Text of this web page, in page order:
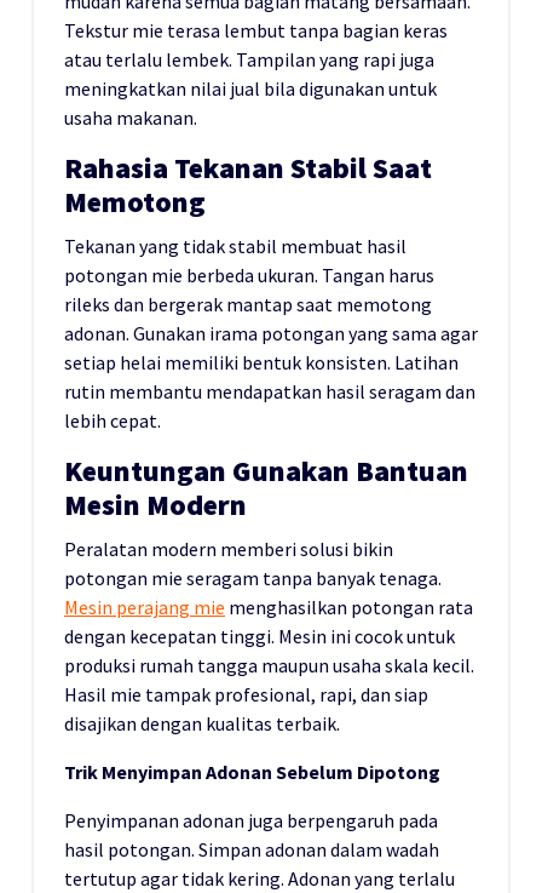
Tekstur mie terasa lembut tanpa bagian keras
atau terlalu lembek. Tampilan yang rapi juga
meningkatkan nilai jual bila digunakan untuk
usaha makanan.
Rahasia Tekanan Stabil Saat
Memotong
Tekanan yang tidak stabil membuat hasil
potongan mie berbeda ukuran. Tangan harus
rileks dan bergerak mantap saat memotong
adonan. Gunakan irama potongan yang sama agar
setiap helai memiliki bentuk konsisten. Latihan
rutin membantu mendapatkan hasil seragam dan
lebih cepat.
Keuntungan Gunakan Bantuan
Mesin Modern
Peralatan modern memberi solusi bikin
potongan mie seragam tanpa banyak tenaga.
Mesin perajang mie menghasilkan potongan rata
dengan kecepatan tinggi. Mesin ini cocok untuk
produksi rumah tangga maupun usaha skala kecil.
Hasil mie tampak profesional, rapi, dan siap
disajikan dengan kualitas terbaik.
Trik Menyimpan Adonan Sebelum Dipotong
Penyimpanan adonan juga berpengaruh pada
hasil potongan. Simpan adonan dalam wadah
tertutup agar tidak kering. Adonan yang terlalu